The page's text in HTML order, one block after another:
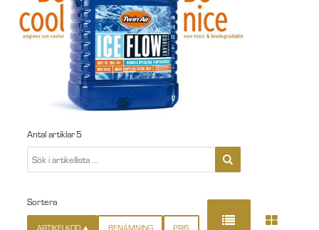
Antal artiklar 5
Sortera
ARTIKELKOD BENÄMNING PRIS